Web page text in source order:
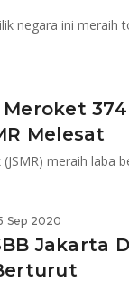
Melesat
Jakarta
Sep 2020